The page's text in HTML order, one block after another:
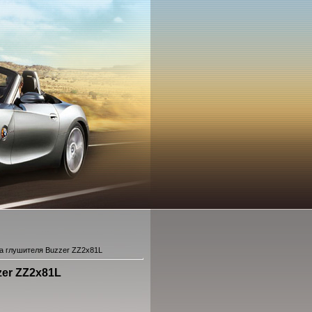
глушителя Buzzer ZZ2x81L
ZZ2x81L